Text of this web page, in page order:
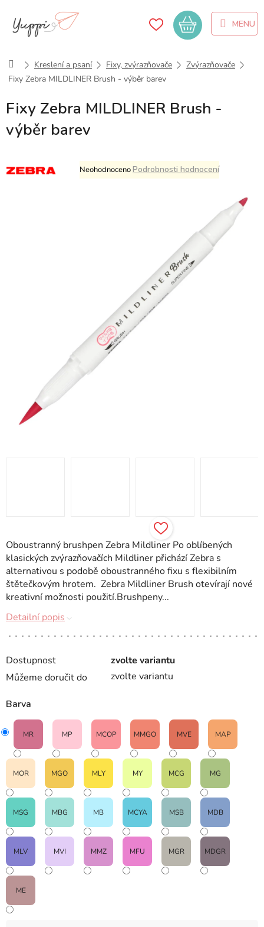
obsah
Nákupní
košík
DomůKreslení a psaní Fixy, zvýrazňovače
Zvýrazňovače
Fixy Zebra MILDLINER Brush - výběr barev
Fixy Zebra MILDLINER Brush -
výběr barev
Průměrné
hodnocení
NeohodnocenoPodrobnosti hodnocení
Dostupnost
zvolte variantu
Můžeme doručit do
zvolte variantu
Barva
MR MP MCOP MMGO MVE MAP
MOR MGO MLY MY MCG MG
MSG MBG MB MCYA MSB MDB
MLV MVI MMZ MFU MGR MDGR
ME
Oboustranný brushpen Zebra Mildliner Po oblíbených
klasických zvýrazňovačích Mildliner přichází Zebra s
alternativou s podobě oboustranného fixu s flexibilním
štětečkovým hrotem. Zebra Mildliner Brush otevírají nové
kreativní možnosti použití.Brushpeny...
Detailní popis